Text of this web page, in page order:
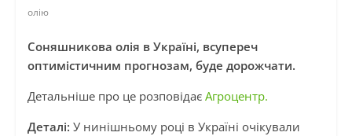
олію
Соняшникова олія в Україні, всупереч
оптимістичним прогнозам, буде дорожчати.
Детальніше про це розповідає Агроцентр.
Деталі: У нинішньому році в Україні очікували